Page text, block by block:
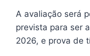
A avaliação será
prevista para ser
2026, e prova de